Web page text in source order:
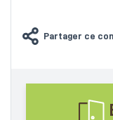
Partager ce